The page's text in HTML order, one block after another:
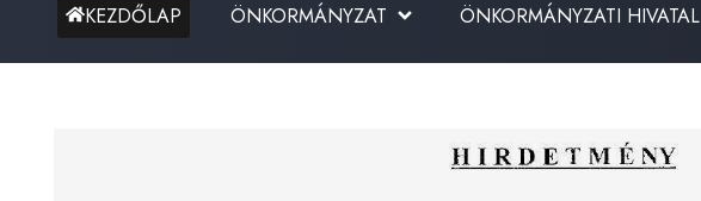
KEZDŐLAP ÖNKORMÁNYZAT ÖNKORMÁNYZATI HIVATAL